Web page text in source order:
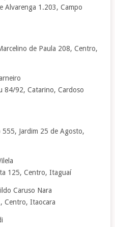
Alvarenga 1.203, Campo
de Paula 208, Centro,
84/92, Catarino, Cardoso
555, Jardim 25 de Agosto,
125, Centro, Itaguaí
Caruso Nara
Centro, Itaocara